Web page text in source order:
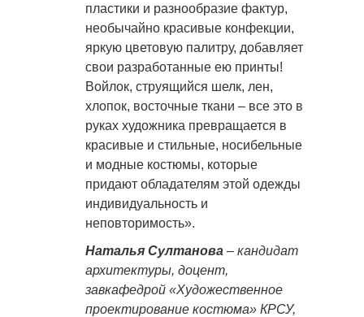
пластики и разнообразие фактур,
необычайно красивые конфекции,
яркую цветовую палитру, добавляет
свои разработанные ею принты!
Войлок, струящийся шелк, лен,
хлопок, восточные ткани – все это в
руках художника превращается в
красивые и стильные, носибельные
и модные костюмы, которые
придают обладателям этой одежды
индивидуальность и
неповторимость».
Наталья Султанова – кандидат
архитектуры, доцент,
завкафедрой «Художественное
проектирование костюма» КРСУ,